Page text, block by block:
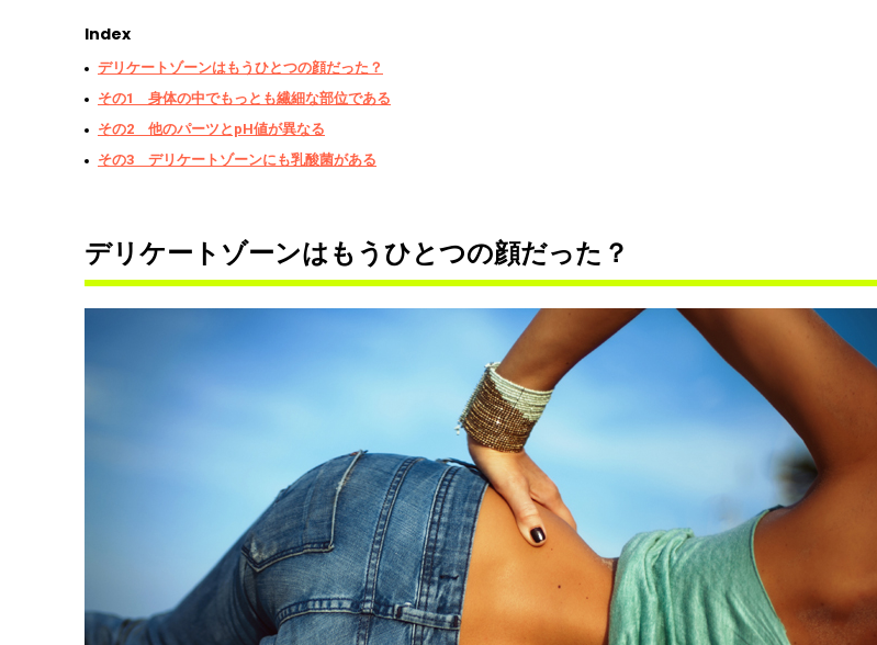
Index
デリケートゾーンはもうひとつの顔だった？
その1 身体の中でもっとも繊細な部位である
その2 他のパーツとpH値が異なる
その3 デリケートゾーンにも乳酸菌がある
デリケートゾーンはもうひとつの顔だった？